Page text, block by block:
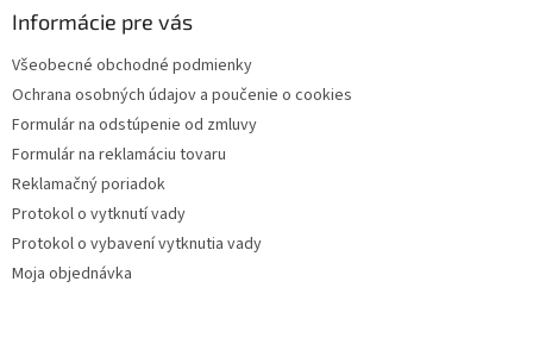
Informácie pre vás
Všeobecné obchodné podmienky
Ochrana osobných údajov a poučenie o cookies
Formulár na odstúpenie od zmluvy
Formulár na reklamáciu tovaru
Reklamačný poriadok
Protokol o vytknutí vady
Protokol o vybavení vytknutia vady
Moja objednávka